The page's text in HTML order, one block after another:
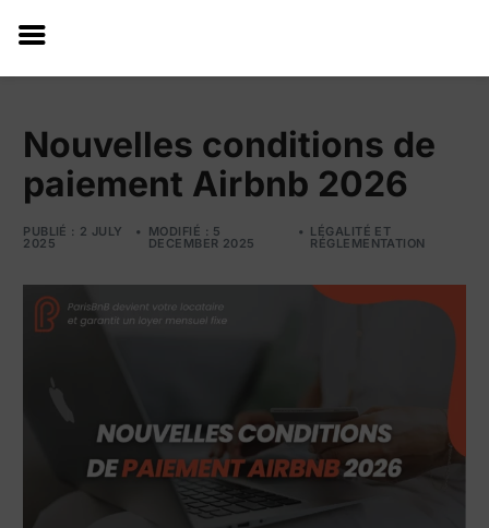
Nouvelles conditions de
paiement Airbnb 2026
PUBLIÉ : 2 JULY
2025
MODIFIÉ : 5
DECEMBER 2025
LÉGALITÉ ET
RÉGLEMENTATION